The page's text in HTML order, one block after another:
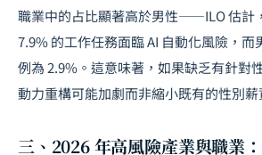
職業中的占比顯著高於男性——ILO 估計
7.9% 的工作任務面臨 AI 自動化風險，
例為 2.9%。這意味著，如果缺乏有針對
動力重構可能加劇而非縮小既有的性別薪
三、2026 年高風險產業與職業